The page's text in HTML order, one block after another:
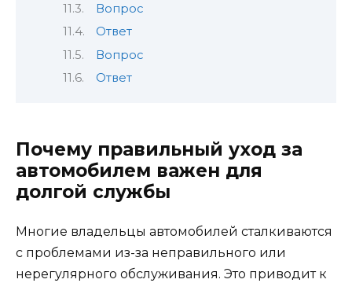
Вопрос
Ответ
Вопрос
Ответ
Почему правильный уход за
автомобилем важен для
долгой службы
Многие владельцы автомобилей сталкиваются
с проблемами из-за неправильного или
нерегулярного обслуживания. Это приводит к